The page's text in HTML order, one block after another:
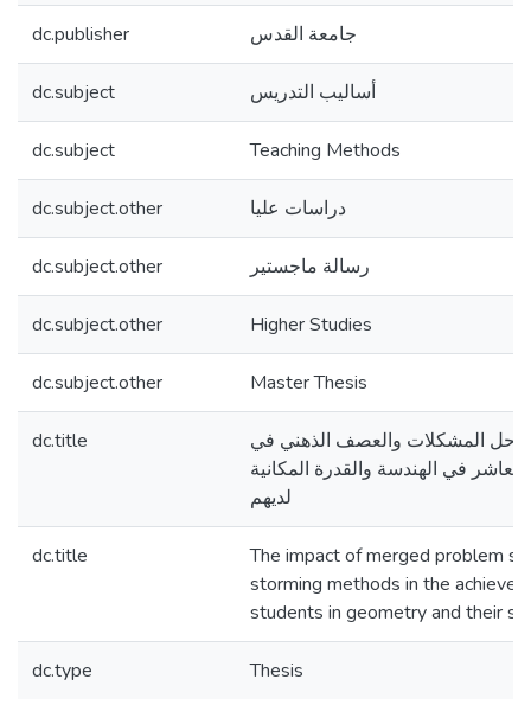
dc.publisher جامعة القدس
dc.subject أساليب التدريس
dc.subject Teaching Methods
dc.subject.other دراسات عليا
dc.subject.other رسالة ماجستير
dc.subject.other Higher Studies
dc.subject.other Master Thesis
dc.title
حل المشكلات والعصف الذهني في
في الهندسة والقدرة المكانية
لديهم
dc.title
The impact of merged problem
storming methods in the
students in geometry and their
dc.type Thesis